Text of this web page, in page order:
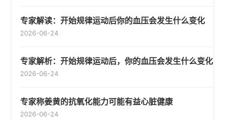
专家解读：开始规律运动后你的血压会发生什么变化
2026-06-24
专家解析：开始规律运动后，你的血压会发生什么变化
2026-06-24
专家称姜黄的抗氧化能力可能有益心脏健康
2026-06-24